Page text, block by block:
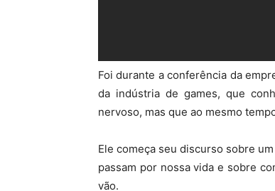
Foi durante a conferência da
da indústria de games, que
nervoso, mas que ao mesmo
Ele começa seu discurso sobre
passam por nossa vida e sobre
vão.